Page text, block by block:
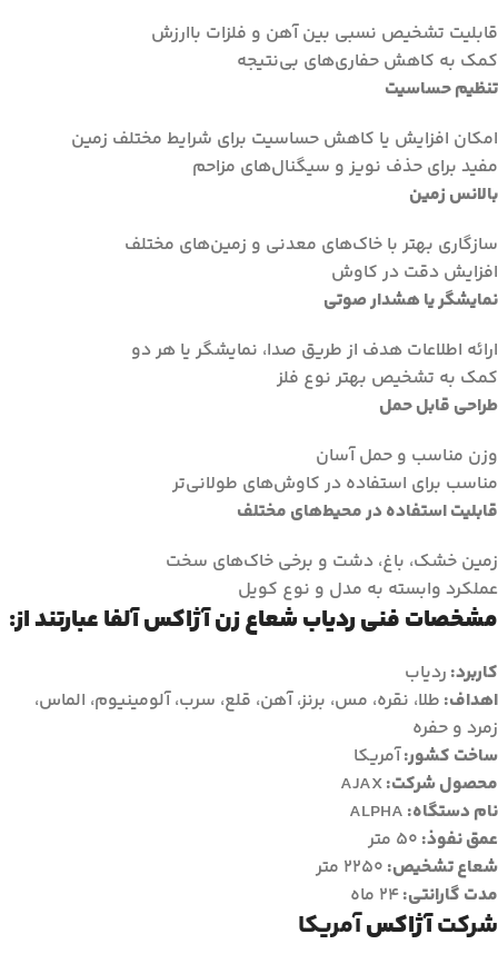
قابلیت تشخیص نسبی بین آهن و فلزات باارزش
کمک به کاهش حفاری‌های بی‌نتیجه
تنظیم حساسیت
امکان افزایش یا کاهش حساسیت برای شرایط مختلف زمین
مفید برای حذف نویز و سیگنال‌های مزاحم
بالانس زمین
سازگاری بهتر با خاک‌های معدنی و زمین‌های مختلف
افزایش دقت در کاوش
نمایشگر یا هشدار صوتی
ارائه اطلاعات هدف از طریق صدا، نمایشگر یا هر دو
کمک به تشخیص بهتر نوع فلز
طراحی قابل حمل
وزن مناسب و حمل آسان
مناسب برای استفاده در کاوش‌های طولانی‌تر
قابلیت استفاده در محیط‌های مختلف
زمین خشک، باغ، دشت و برخی خاک‌های سخت
عملکرد وابسته به مدل و نوع کویل
مشخصات فنی ردیاب شعاع زن آژاکس آلفا عبارتند از:
کاربرد: ردیاب
اهداف: طلا، نقره، مس، برنز، آهن، قلع، سرب، آلومینیوم، الماس،
زمرد و حفره
ساخت کشور:آمریکا
محصول شرکت:
نام دستگاه:
عمق نفوذ:
شعاع تشخیص:
مدت گارانتی:
شرکتآژاکسآمریکا